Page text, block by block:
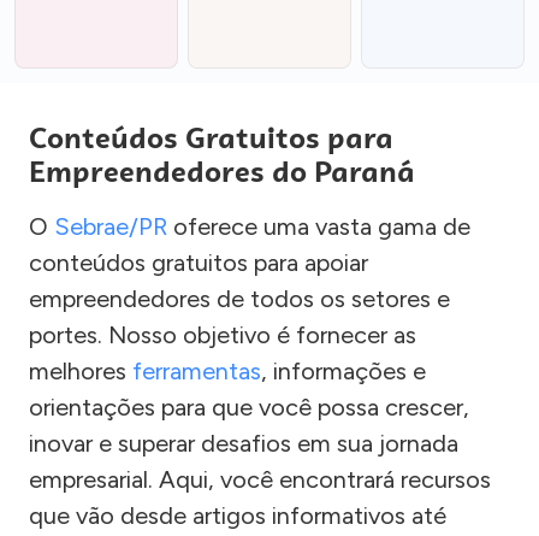
Conteúdos Gratuitos para
Empreendedores do Paraná
O Sebrae/PR oferece uma vasta gama de
conteúdos gratuitos para apoiar
empreendedores de todos os setores e
portes. Nosso objetivo é fornecer as
melhores ferramentas, informações e
orientações para que você possa crescer,
inovar e superar desafios em sua jornada
empresarial. Aqui, você encontrará recursos
que vão desde artigos informativos até